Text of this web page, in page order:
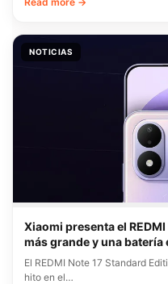
NOTICIAS
Xiaomi presenta el
más grande y una
El REDMI Note 17 Standard
hito en el…